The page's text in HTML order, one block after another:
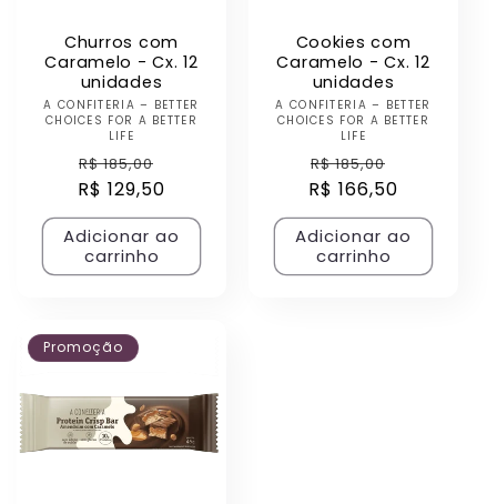
Churros com
Caramelo - Cx. 12
unidades
Fornecedor:
A CONFITERIA – BETTER
CHOICES FOR A BETTER
LIFE
Preço
normal
R$ 185,00
R$ 129,50
Adicionar ao
carrinho
Cookies com
Caramelo - Cx. 12
unidades
Fornecedor:
A CONFITERIA – BETTER
CHOICES FOR A BETTER
LIFE
Preço
normal
R$ 185,00
R$ 166,50
Adicionar ao
carrinho
Promoção